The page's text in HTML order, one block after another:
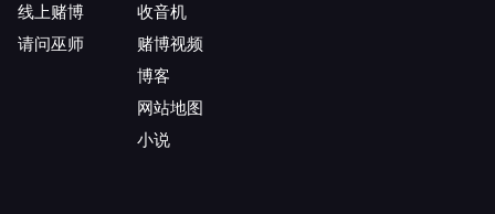
线上赌博
请问巫师
收音机
赌博视频
博客
网站地图
小说